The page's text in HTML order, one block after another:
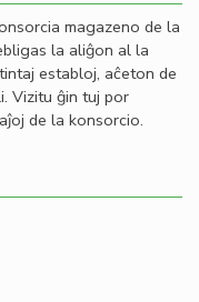
magazeno de la
la aliĝon al la
establoj, aĉeton de
Vizitu ĝin tuj por
de la konsorcio.